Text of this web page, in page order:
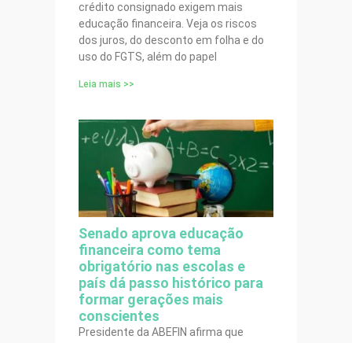
crédito consignado exigem mais
educação financeira. Veja os riscos
dos juros, do desconto em folha e do
uso do FGTS, além do papel
Leia mais >>
Senado aprova educação
financeira como tema
obrigatório nas escolas e
país dá passo histórico para
formar gerações mais
conscientes
Presidente da ABEFIN afirma que